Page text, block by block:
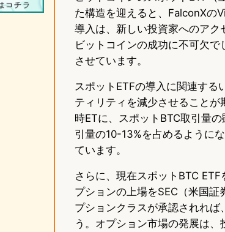
た構造を迎えると、FalconXの
導入は、新しい投資家へのアク
ビットコインの成功に不可欠
させています。
スポットETFの導入に関連する
ティリティを減少させること
時ETに、スポットBTC取引量
引量の10-13%を占めるように
ています。
さらに、現在スポットBTC
プションの上場をSEC（米国
プションクラスが承認されれ
う。オプション市場の発展は